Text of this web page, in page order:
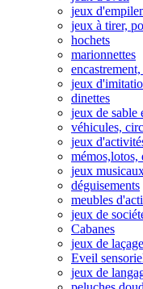
jeux
jeux à tirer,
hochets
marionnettes
jeux
dinettes
jeux de sable
véhicules,
jeux
mémos,lotos,
jeux
déguisements
meubles
jeux de
Cabanes
jeux de
Eveil
jeux de